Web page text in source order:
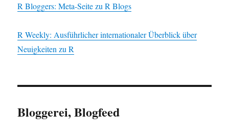
R Bloggers: Meta-Seite zu R Blogs
R Weekly: Ausführlicher internationaler Überblick über
Neuigkeiten zu R
Bloggerei, Blogfeed